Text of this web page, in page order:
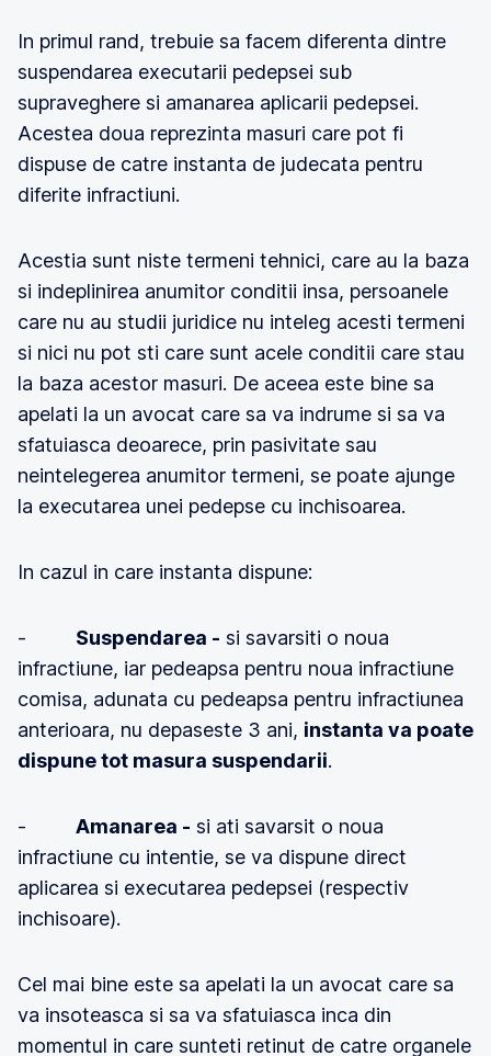
In primul rand, trebuie sa facem diferenta dintre
suspendarea executarii pedepsei sub
supraveghere si amanarea aplicarii pedepsei.
Acestea doua reprezinta masuri care pot fi
dispuse de catre instanta de judecata pentru
diferite infractiuni.
Acestia sunt niste termeni tehnici, care au la baza
si indeplinirea anumitor conditii insa, persoanele
care nu au studii juridice nu inteleg acesti termeni
si nici nu pot sti care sunt acele conditii care stau
la baza acestor masuri. De aceea este bine sa
apelati la un avocat care sa va indrume si sa va
sfatuiasca deoarece, prin pasivitate sau
neintelegerea anumitor termeni, se poate ajunge
la executarea unei pedepse cu inchisoarea.
In cazul in care instanta dispune:
- Suspendarea - si savarsiti o noua
infractiune, iar pedeapsa pentru noua infractiune
comisa, adunata cu pedeapsa pentru infractiunea
anterioara, nu depaseste 3 ani, instanta va poate
dispune tot masura suspendarii.
- Amanarea - si ati savarsit o noua
infractiune cu intentie, se va dispune direct
aplicarea si executarea pedepsei (respectiv
inchisoare).
Cel mai bine este sa apelati la un avocat care sa
va insoteasca si sa va sfatuiasca inca din
momentul in care sunteti retinut de catre organele